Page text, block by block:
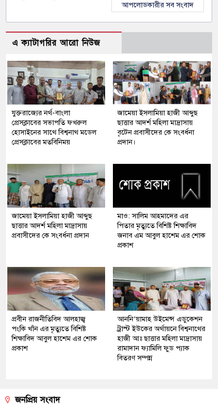
আপলোডকারীর সব সংবাদ
এ ক্যাটাগরির আরো নিউজ
যুক্তরাজ্যের নর্থ-বাংলা
প্রেসক্লাবের সভাপতি ফখরুল
হোসাইনের সাথে বিশ্বনাথ মডেল
প্রেসক্লাবের মতবিনিময়
জামেয়া ইসলামিয়া হাজী আব্দুছ
ছাত্তার আদর্শ মহিলা মাদ্রাসায়
বৃটেন প্রবাসীদের কে সংবর্ধনা
প্রদান।
জামেয়া ইসলামিয়া হাজী আব্দুছ
ছাত্তার আদর্শ মহিলা মাদ্রাসায়
প্রবাসীদের কে সংবর্ধনা প্রদান
মাও: সালিম আহমাদের এর
পিতার মৃত্যুতে বিশিষ্ট শিক্ষাবিদ
জনাব এম আবুল হাশেম এর শোক
প্রকাশ
প্রবীন রাজনীতিবিদ আলহাজ্ব
পংকি খাঁন এর মৃত্যুতে বিশিষ্ট
শিক্ষাবিদ আবুল হাশেম এর শোক
প্রকাশ
আননি’য়ামাহ উইমেন্স এডুকেশন
ট্রাস্ট ইউকের অর্থায়নে বিশ্বনাথের
হাজী আঃ ছাত্তার মহিলা মাদ্রাসায়
রামাদান ফ্যামিলি ফুড প্যাক
বিতরণ সম্পন্ন
জনপ্রিয় সংবাদ